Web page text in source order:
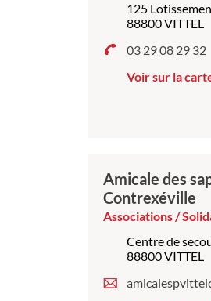
125
88800 VITTEL
03 29 08 29 32
Voir sur la
Amicale des
Contrexéville
Associations /
Centre de
88800 VITTEL